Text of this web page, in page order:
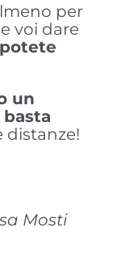
per
voi dare
potete
un
basta
distanze!
Mosti